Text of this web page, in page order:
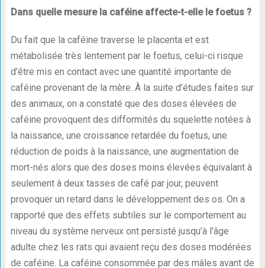
Dans quelle mesure la caféine affecte-t-elle le foetus ?
Du fait que la caféine traverse le placenta et est
métabolisée très lentement par le foetus, celui-ci risque
d’être mis en contact avec une quantité importante de
caféine provenant de la mère. À la suite d’études faites sur
des animaux, on a constaté que des doses élevées de
caféine provoquent des difformités du squelette notées à
la naissance, une croissance retardée du foetus, une
réduction de poids à la naissance, une augmentation de
mort-nés alors que des doses moins élevées équivalant à
seulement à deux tasses de café par jour, peuvent
provoquer un retard dans le développement des os. On a
rapporté que des effets subtiles sur le comportement au
niveau du système nerveux ont persisté jusqu’à l’âge
adulte chez les rats qui avaient reçu des doses modérées
de caféine. La caféine consommée par des mâles avant de